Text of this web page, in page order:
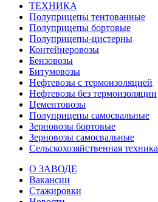
ТЕХНИКА
Полуприцепы тентованные
Полуприцепы бортовые
Полуприцепы-цистерны
Контейнеровозы
Бензовозы
Битумовозы
Нефтевозы с термоизоляцией
Нефтевозы без термоизоляции
Цементовозы
Полуприцепы самосвальные
Зерновозы бортовые
Зерновозы самосвальные
Сельскохозяйственная техника
О ЗАВОДЕ
Вакансии
Стажировки